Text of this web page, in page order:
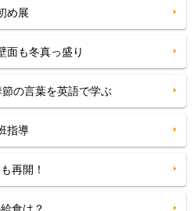
め展
面も冬真っ盛り
の言葉を英語で学ぶ
指導
再開！